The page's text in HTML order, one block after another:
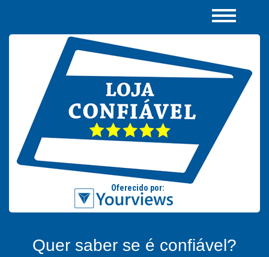
Quer saber se é confiável?